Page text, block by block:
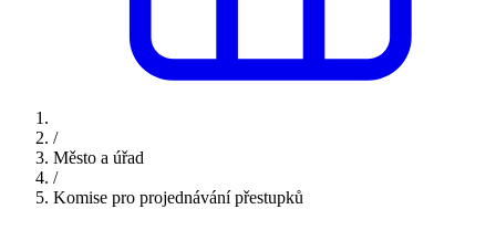
/
Město a úřad
/
Komise pro projednávání přestupků